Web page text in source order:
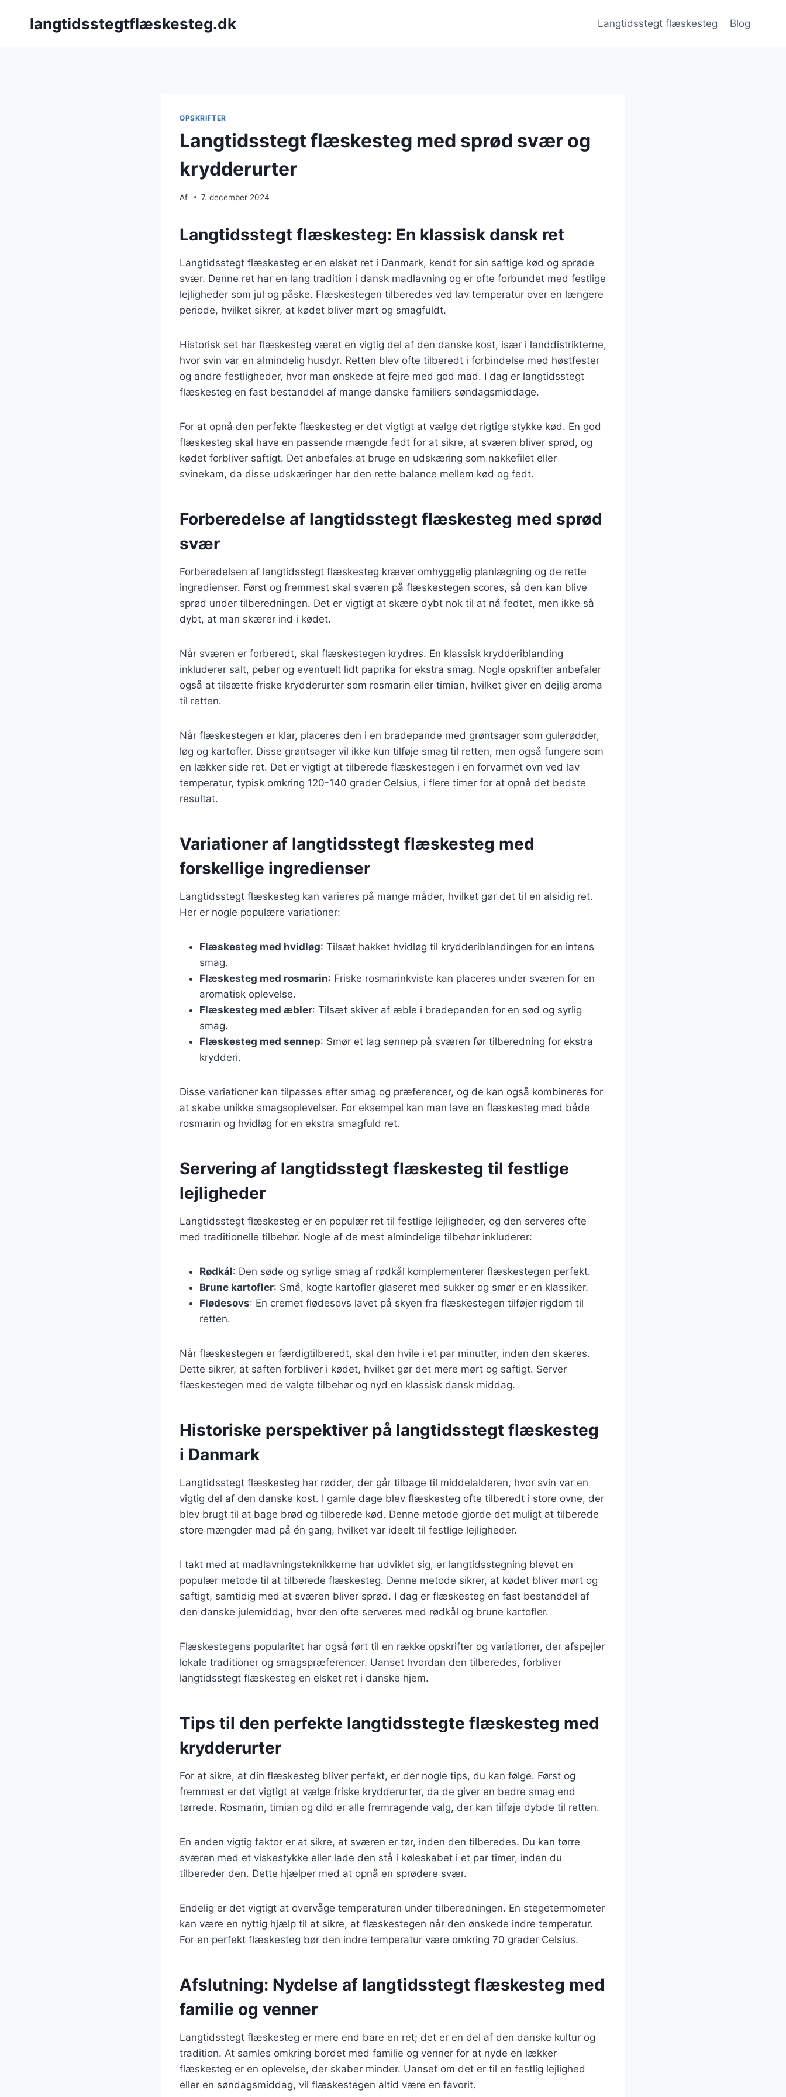
langtidsstegtflæskesteg.dk Langtidsstegt flæskesteg Blog
OPSKRIFTER
Langtidsstegt flæskesteg med sprød svær og
krydderurter
Af 7. december 2024
Langtidsstegt flæskesteg: En klassisk dansk ret
Langtidsstegt flæskesteg er en elsket ret i Danmark, kendt for sin saftige kød og sprøde
svær. Denne ret har en lang tradition i dansk madlavning og er ofte forbundet med festlige
lejligheder som jul og påske. Flæskestegen tilberedes ved lav temperatur over en længere
periode, hvilket sikrer, at kødet bliver mørt og smagfuldt.
Historisk set har flæskesteg været en vigtig del af den danske kost, især i landdistrikterne,
hvor svin var en almindelig husdyr. Retten blev ofte tilberedt i forbindelse med høstfester
og andre festligheder, hvor man ønskede at fejre med god mad. I dag er langtidsstegt
flæskesteg en fast bestanddel af mange danske familiers søndagsmiddage.
For at opnå den perfekte flæskesteg er det vigtigt at vælge det rigtige stykke kød. En god
flæskesteg skal have en passende mængde fedt for at sikre, at sværen bliver sprød, og
kødet forbliver saftigt. Det anbefales at bruge en udskæring som nakkefilet eller
svinekam, da disse udskæringer har den rette balance mellem kød og fedt.
Forberedelse af langtidsstegt flæskesteg med sprød
svær
Forberedelsen af langtidsstegt flæskesteg kræver omhyggelig planlægning og de rette
ingredienser. Først og fremmest skal sværen på flæskestegen scores, så den kan blive
sprød under tilberedningen. Det er vigtigt at skære dybt nok til at nå fedtet, men ikke så
dybt, at man skærer ind i kødet.
Når sværen er forberedt, skal flæskestegen krydres. En klassisk krydderiblanding
inkluderer salt, peber og eventuelt lidt paprika for ekstra smag. Nogle opskrifter anbefaler
også at tilsætte friske krydderurter som rosmarin eller timian, hvilket giver en dejlig aroma
til retten.
Når flæskestegen er klar, placeres den i en bradepande med grøntsager som gulerødder,
løg og kartofler. Disse grøntsager vil ikke kun tilføje smag til retten, men også fungere som
en lækker side ret. Det er vigtigt at tilberede flæskestegen i en forvarmet ovn ved lav
temperatur, typisk omkring 120-140 grader Celsius, i flere timer for at opnå det bedste
resultat.
Variationer af langtidsstegt flæskesteg med
forskellige ingredienser
Langtidsstegt flæskesteg kan varieres på mange måder, hvilket gør det til en alsidig ret.
Her er nogle populære variationer:
Flæskesteg med hvidløg: Tilsæt hakket hvidløg til krydderiblandingen for en intens
smag.
Flæskesteg med rosmarin: Friske rosmarinkviste kan placeres under sværen for en
aromatisk oplevelse.
Flæskesteg med æbler: Tilsæt skiver af æble i bradepanden for en sød og syrlig
smag.
Flæskesteg med sennep: Smør et lag sennep på sværen før tilberedning for ekstra
krydderi.
Disse variationer kan tilpasses efter smag og præferencer, og de kan også kombineres for
at skabe unikke smagsoplevelser. For eksempel kan man lave en flæskesteg med både
rosmarin og hvidløg for en ekstra smagfuld ret.
Servering af langtidsstegt flæskesteg til festlige
lejligheder
Langtidsstegt flæskesteg er en populær ret til festlige lejligheder, og den serveres ofte
med traditionelle tilbehør. Nogle af de mest almindelige tilbehør inkluderer:
Rødkål: Den søde og syrlige smag af rødkål komplementerer flæskestegen perfekt.
Brune kartofler: Små, kogte kartofler glaseret med sukker og smør er en klassiker.
Flødesovs: En cremet flødesovs lavet på skyen fra flæskestegen tilføjer rigdom til
retten.
Når flæskestegen er færdigtilberedt, skal den hvile i et par minutter, inden den skæres.
Dette sikrer, at saften forbliver i kødet, hvilket gør det mere mørt og saftigt. Server
flæskestegen med de valgte tilbehør og nyd en klassisk dansk middag.
Historiske perspektiver på langtidsstegt flæskesteg
i Danmark
Langtidsstegt flæskesteg har rødder, der går tilbage til middelalderen, hvor svin var en
vigtig del af den danske kost. I gamle dage blev flæskesteg ofte tilberedt i store ovne, der
blev brugt til at bage brød og tilberede kød. Denne metode gjorde det muligt at tilberede
store mængder mad på én gang, hvilket var ideelt til festlige lejligheder.
I takt med at madlavningsteknikkerne har udviklet sig, er langtidsstegning blevet en
populær metode til at tilberede flæskesteg. Denne metode sikrer, at kødet bliver mørt og
saftigt, samtidig med at sværen bliver sprød. I dag er flæskesteg en fast bestanddel af
den danske julemiddag, hvor den ofte serveres med rødkål og brune kartofler.
Flæskestegens popularitet har også ført til en række opskrifter og variationer, der afspejler
lokale traditioner og smagspræferencer. Uanset hvordan den tilberedes, forbliver
langtidsstegt flæskesteg en elsket ret i danske hjem.
Tips til den perfekte langtidsstegte flæskesteg med
krydderurter
For at sikre, at din flæskesteg bliver perfekt, er der nogle tips, du kan følge. Først og
fremmest er det vigtigt at vælge friske krydderurter, da de giver en bedre smag end
tørrede. Rosmarin, timian og dild er alle fremragende valg, der kan tilføje dybde til retten.
En anden vigtig faktor er at sikre, at sværen er tør, inden den tilberedes. Du kan tørre
sværen med et viskestykke eller lade den stå i køleskabet i et par timer, inden du
tilbereder den. Dette hjælper med at opnå en sprødere svær.
Endelig er det vigtigt at overvåge temperaturen under tilberedningen. En stegetermometer
kan være en nyttig hjælp til at sikre, at flæskestegen når den ønskede indre temperatur.
For en perfekt flæskesteg bør den indre temperatur være omkring 70 grader Celsius.
Afslutning: Nydelse af langtidsstegt flæskesteg med
familie og venner
Langtidsstegt flæskesteg er mere end bare en ret; det er en del af den danske kultur og
tradition. At samles omkring bordet med familie og venner for at nyde en lækker
flæskesteg er en oplevelse, der skaber minder. Uanset om det er til en festlig lejlighed
eller en søndagsmiddag, vil flæskestegen altid være en favorit.